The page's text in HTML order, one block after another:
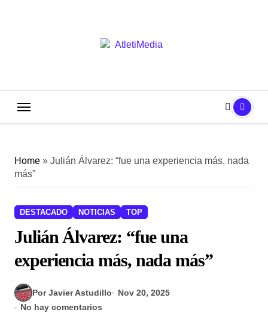
Home » Julián Álvarez: “fue una experiencia más, nada
más”
DESTACADO NOTICIAS TOP
Julián Álvarez: “fue una
experiencia más, nada más”
Por Javier Astudillo
Nov 20, 2025
No hay comentarios